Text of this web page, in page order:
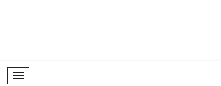
Mobil Menü